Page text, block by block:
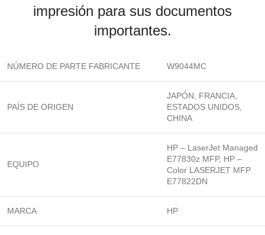
impresión para sus documentos
importantes.
NÚMERO DE PARTE FABRICANTE W9044MC
PAÍS DE ORIGEN
JAPÓN, FRANCIA,
ESTADOS UNIDOS,
CHINA
EQUIPO
HP – LaserJet Managed
E77830z MFP, HP –
Color LASERJET MFP
E77822DN
MARCA HP